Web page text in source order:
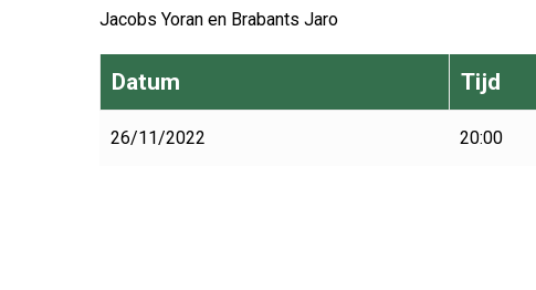
Jacobs Yoran en Brabants Jaro
Datum Tijd
26/11/2022 20:00